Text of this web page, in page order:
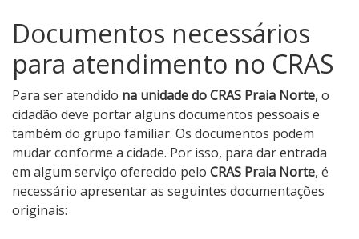
Documentos necessários
para atendimento no CRAS
Para ser atendido na unidade do CRAS Praia Norte, o
cidadão deve portar alguns documentos pessoais e
também do grupo familiar. Os documentos podem
mudar conforme a cidade. Por isso, para dar entrada
em algum serviço oferecido pelo CRAS Praia Norte, é
necessário apresentar as seguintes documentações
originais: